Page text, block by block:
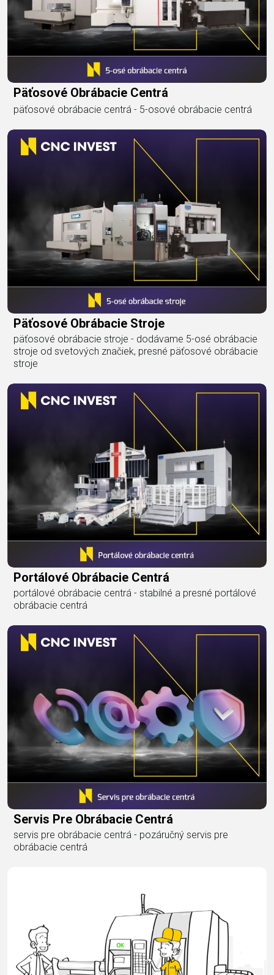
Päťosové Obrábacie Centrá
päťosové obrábacie centrá - 5-osové obrábacie centrá
Päťosové Obrábacie Stroje
päťosové obrábacie stroje - dodávame 5-osé obrábacie
stroje od svetových značiek, presné päťosové obrábacie
stroje
Portálové Obrábacie Centrá
portálové obrábacie centrá - stabilné a presné portálové
obrábacie centrá
Servis Pre Obrábacie Centrá
servis pre obrábacie centrá - pozáručný servis pre
obrábacie centrá